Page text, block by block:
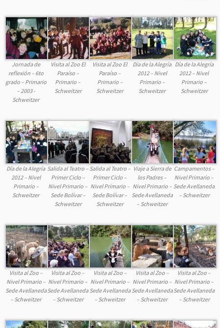
Jornada de
reflexión – 6to
grado – Primario
– 2003 -
Schweitzer
Visita al Zoo El
Paraíso –
Primario –
Schweitzer
Visita al Zoo El
Paraíso –
Primario –
Schweitzer
Día de la Alegría
2012 – Nivel
Primario –
Schweitzer
Día de la Alegría
2012 – Nivel
Primario –
Schweitzer
Día de la Alegría
2012 – Nivel
Primario –
Schweitzer
Salida al Teatro –
Primer Ciclo –
Nivel Primario –
Sede Bolívar –
Schweitzer
Salida al Teatro –
Primer Ciclo –
Nivel Primario –
Sede Bolívar –
Schweitzer
Viaje a Sierra de
los Padres –
Nivel Primario –
Sede Avellaneda
– Schweitzer
Campamentos –
Nivel Primario –
Sede Avellaneda
– Schweitzer
Visita al Zoo –
Nivel Primario –
Sede Avellaneda
– Schweitzer
Visita al Zoo –
Nivel Primario –
Sede Avellaneda
– Schweitzer
Visita al Zoo –
Nivel Primario –
Sede Avellaneda
– Schweitzer
Visita al Zoo –
Nivel Primario –
Sede Avellaneda
– Schweitzer
Visita al Zoo –
Nivel Primario –
Sede Avellaneda
– Schweitzer